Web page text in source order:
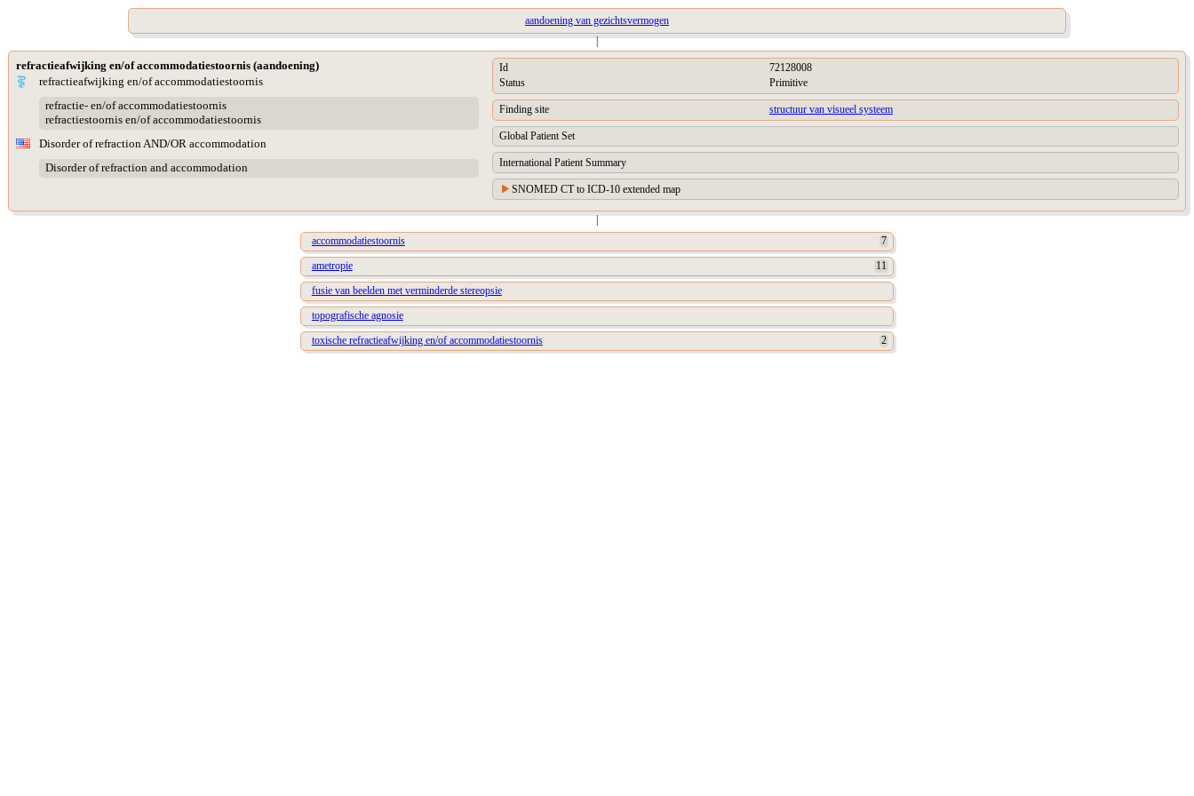
aandoening van gezichtsvermogen
|
refractieafwijking en/of accommodatiestoornis (aandoening)
refractieafwijking en/of accommodatiestoornis
refractie- en/of accommodatiestoornis
refractiestoornis en/of accommodatiestoornis
Disorder of refraction AND/OR accommodation
Disorder of refraction and accommodation
Id
72128008
Status
Primitive
Finding site structuur van visueel systeem
Global Patient Set
International Patient Summary
SNOMED CT to ICD-10 extended map
|
accommodatiestoornis
7
ametropie
11
fusie van beelden met verminderde stereopsie
topografische agnosie
toxische refractieafwijking en/of accommodatiestoornis
2